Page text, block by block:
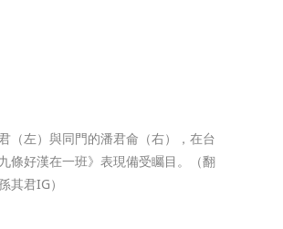
（左）與同門的潘君侖（右），在台
條好漢在一班》表現備受矚目。（翻
其君IG）